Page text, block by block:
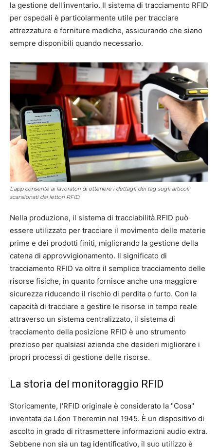
la gestione dell'inventario. Il sistema di tracciamento RFID
per ospedali è particolarmente utile per tracciare
attrezzature e forniture mediche, assicurando che siano
sempre disponibili quando necessario.
L'app consente ai lavoratori di ottenere i dettagli dei tag sugli articoli
scansionati dai lettori RFID
Nella produzione, il sistema di tracciabilità RFID può
essere utilizzato per tracciare il movimento delle materie
prime e dei prodotti finiti, migliorando la gestione della
catena di approvvigionamento. Il significato di
tracciamento RFID va oltre il semplice tracciamento delle
risorse fisiche, in quanto fornisce anche una maggiore
sicurezza riducendo il rischio di perdita o furto. Con la
capacità di tracciare e gestire le risorse in tempo reale
attraverso un sistema centralizzato, il sistema di
tracciamento della posizione RFID è uno strumento
prezioso per qualsiasi azienda che desideri migliorare i
propri processi di gestione delle risorse.
La storia del monitoraggio RFID
Storicamente, l'RFID originale è considerato la "Cosa"
inventata da Léon Theremin nel 1945. È un dispositivo di
ascolto in grado di ritrasmettere informazioni audio extra.
Sebbene non sia un tag identificativo, il suo utilizzo è